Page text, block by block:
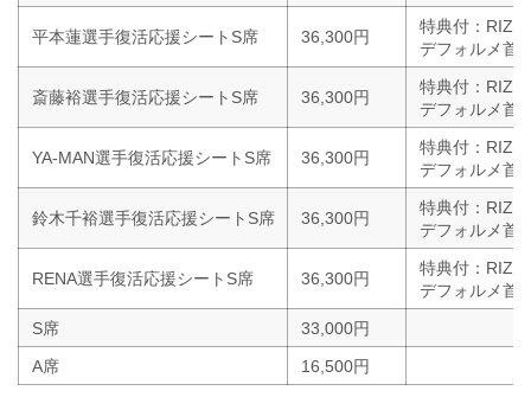
平本蓮選手復活応援シートS席 36,300円
特典付：
デフォルメ首
斎藤裕選手復活応援シートS席 36,300円
特典付：
デフォルメ首
YA-MAN選手復活応援シートS席 36,300円
特典付：
デフォルメ首
鈴木千裕選手復活応援シートS席 36,300円
特典付：
デフォルメ首
RENA選手復活応援シートS席 36,300円
特典付：
デフォルメ首
S席
33,000円
A席
16,500円